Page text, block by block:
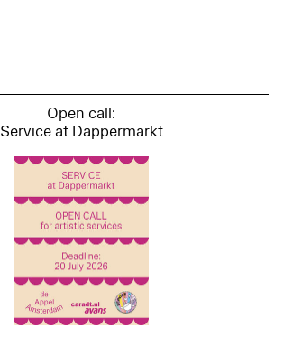
Open call:
Service at Dappermarkt